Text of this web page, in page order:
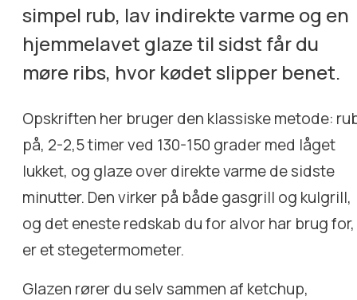
simpel rub, lav indirekte varme og en
hjemmelavet glaze til sidst får du
møre ribs, hvor kødet slipper benet.
Opskriften her bruger den klassiske metode:
på, 2-2,5 timer ved 130-150 grader med låget
lukket, og glaze over direkte varme de sidste
minutter. Den virker på både gasgrill og kulgrill,
og det eneste redskab du for alvor har brug for,
er et stegetermometer.
Glazen rører du selv sammen af ketchup,